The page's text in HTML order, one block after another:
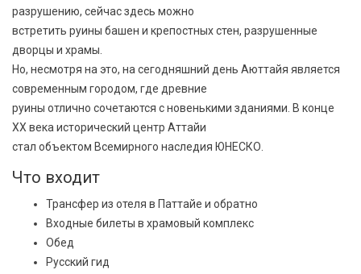
разрушению, сейчас здесь можно
встретить руины башен и крепостных стен, разрушенные
дворцы и храмы.
Но, несмотря на это, на сегодняшний день Аюттайя является
современным городом, где древние
руины отлично сочетаются с новенькими зданиями. В конце
XX века исторический центр Аттайи
стал объектом Всемирного наследия ЮНЕСКО.
Что входит
Трансфер из отеля в Паттайе и обратно
Входные билеты в храмовый комплекс
Обед
Русский гид